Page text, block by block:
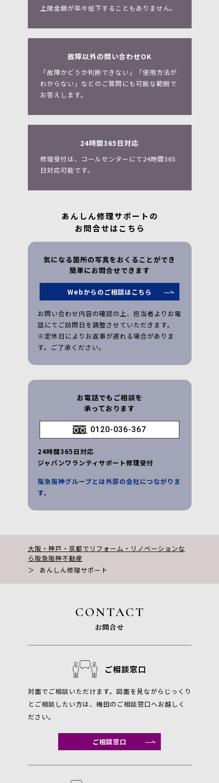
上限金額が年々低下することもありません。
故障以外の問い合わせOK
「故障かどうか判断できない」「使用方法が
わからない」などのご質問にも可能な範囲で
お答えします。
24時間365日対応
修理受付は、コールセンターにて24時間365
日対応可能です。
あんしん修理サポートの
お問合せはこちら
気になる箇所の写真をおくることができ
簡単にお問合せできます
Webからのご相談はこちら
お問い合わせ内容の確認の上、担当者よりお電
話にて ご訪問日を調整させていただきます。
※定休日によりお返事が遅れる場合がありま
す。ご了承ください。
お電話でもご相談を
承っております
0120-036-367
24時間365日対応
ジャパンワランティサポート修理受付
阪急阪神グループとは外部の会社につながりま
す。
大阪・神戸・京都でリフォーム・リノベーションな
ら阪急阪神不動産
＞
あんしん修理サポート
CONTACT
お問合せ
ご相談窓口
対面でご相談いただけます。図面を見ながらじっくり
とご相談したい方は、梅田のご相談窓口へお越しく
ださい。
ご相談窓口